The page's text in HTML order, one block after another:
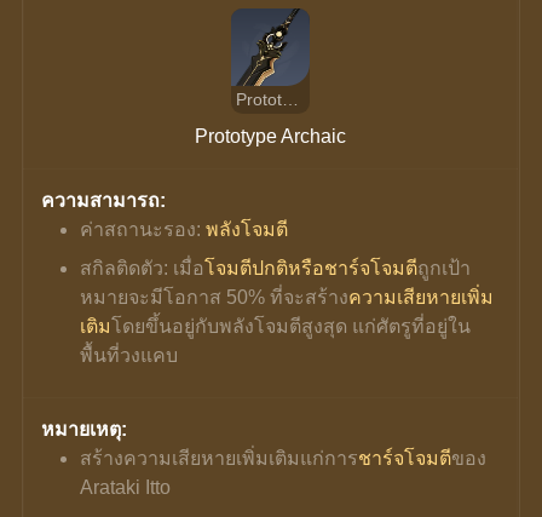
Prototype Archaic
Prototype Archaic
ความสามารถ:
ค่าสถานะรอง: พลังโจมตี
สกิลติดตัว: เมื่อโจมตีปกติหรือชาร์จโจมตีถูกเป้า
หมายจะมีโอกาส 50% ที่จะสร้างความเสียหายเพิ่ม
เติมโดยขึ้นอยู่กับพลังโจมตีสูงสุด แก่ศัตรูที่อยู่ใน
พื้นที่วงแคบ
หมายเหตุ:
สร้างความเสียหายเพิ่มเติมแก่การชาร์จโจมตีของ
Arataki Itto